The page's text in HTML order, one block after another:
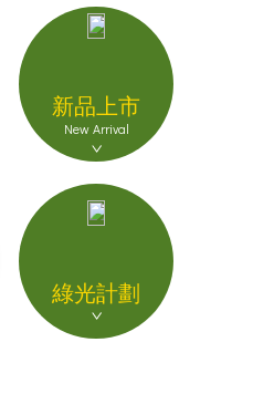
新品上市
New Arrival
綠光計劃